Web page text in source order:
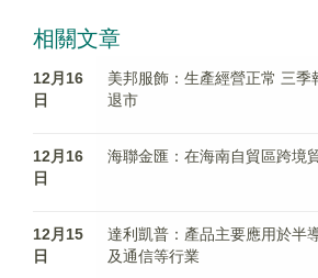
相關文章
12月16
日
美邦服飾：生產經營正常 三季
退市
12月16
日
海聯金匯：在海南自貿區跨境
12月15
日
達利凱普：產品主要應用於半
及通信等行業